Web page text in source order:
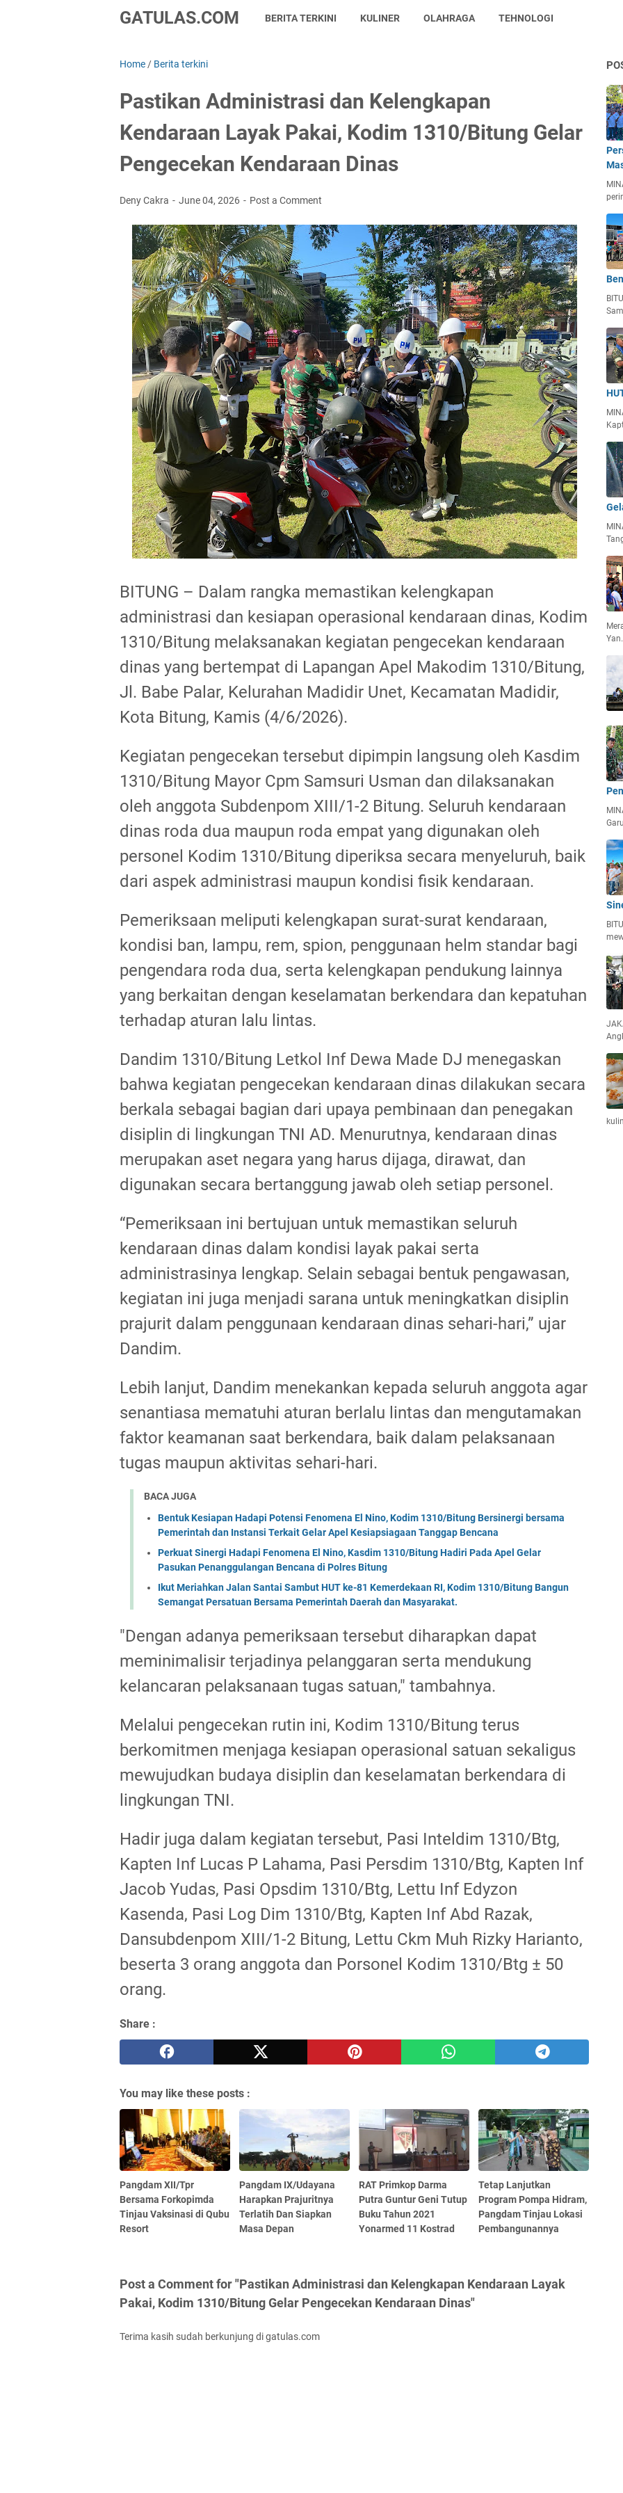
GATULAS.COM BERITA TERKINI KULINER OLAHRAGA TEHNOLOGI
Home / Berita terkini
Pastikan Administrasi dan Kelengkapan
Kendaraan Layak Pakai, Kodim 1310/Bitung Gelar
Pengecekan Kendaraan Dinas
Deny Cakra June 04, 2026 Post a Comment
BITUNG – Dalam rangka memastikan kelengkapan
administrasi dan kesiapan operasional kendaraan dinas, Kodim
1310/Bitung melaksanakan kegiatan pengecekan kendaraan
dinas yang bertempat di Lapangan Apel Makodim 1310/Bitung,
Jl. Babe Palar, Kelurahan Madidir Unet, Kecamatan Madidir,
Kota Bitung, Kamis (4/6/2026).
Kegiatan pengecekan tersebut dipimpin langsung oleh Kasdim
1310/Bitung Mayor Cpm Samsuri Usman dan dilaksanakan
oleh anggota Subdenpom XIII/1-2 Bitung. Seluruh kendaraan
dinas roda dua maupun roda empat yang digunakan oleh
personel Kodim 1310/Bitung diperiksa secara menyeluruh, baik
dari aspek administrasi maupun kondisi fisik kendaraan.
Pemeriksaan meliputi kelengkapan surat-surat kendaraan,
kondisi ban, lampu, rem, spion, penggunaan helm standar bagi
pengendara roda dua, serta kelengkapan pendukung lainnya
yang berkaitan dengan keselamatan berkendara dan kepatuhan
terhadap aturan lalu lintas.
Dandim 1310/Bitung Letkol Inf Dewa Made DJ menegaskan
bahwa kegiatan pengecekan kendaraan dinas dilakukan secara
berkala sebagai bagian dari upaya pembinaan dan penegakan
disiplin di lingkungan TNI AD. Menurutnya, kendaraan dinas
merupakan aset negara yang harus dijaga, dirawat, dan
digunakan secara bertanggung jawab oleh setiap personel.
“Pemeriksaan ini bertujuan untuk memastikan seluruh
kendaraan dinas dalam kondisi layak pakai serta
administrasinya lengkap. Selain sebagai bentuk pengawasan,
kegiatan ini juga menjadi sarana untuk meningkatkan disiplin
prajurit dalam penggunaan kendaraan dinas sehari-hari,” ujar
Dandim.
Lebih lanjut, Dandim menekankan kepada seluruh anggota agar
senantiasa mematuhi aturan berlalu lintas dan mengutamakan
faktor keamanan saat berkendara, baik dalam pelaksanaan
tugas maupun aktivitas sehari-hari.
BACA JUGA
Bentuk Kesiapan Hadapi Potensi Fenomena El Nino, Kodim 1310/Bitung Bersinergi bersama
Pemerintah dan Instansi Terkait Gelar Apel Kesiapsiagaan Tanggap Bencana
Perkuat Sinergi Hadapi Fenomena El Nino, Kasdim 1310/Bitung Hadiri Pada Apel Gelar
Pasukan Penanggulangan Bencana di Polres Bitung
Ikut Meriahkan Jalan Santai Sambut HUT ke-81 Kemerdekaan RI, Kodim 1310/Bitung Bangun
Semangat Persatuan Bersama Pemerintah Daerah dan Masyarakat.
"Dengan adanya pemeriksaan tersebut diharapkan dapat
meminimalisir terjadinya pelanggaran serta mendukung
kelancaran pelaksanaan tugas satuan," tambahnya.
Melalui pengecekan rutin ini, Kodim 1310/Bitung terus
berkomitmen menjaga kesiapan operasional satuan sekaligus
mewujudkan budaya disiplin dan keselamatan berkendara di
lingkungan TNI.
Hadir juga dalam kegiatan tersebut, Pasi Inteldim 1310/Btg,
Kapten Inf Lucas P Lahama, Pasi Persdim 1310/Btg, Kapten Inf
Jacob Yudas, Pasi Opsdim 1310/Btg, Lettu Inf Edyzon
Kasenda, Pasi Log Dim 1310/Btg, Kapten Inf Abd Razak,
Dansubdenpom XIII/1-2 Bitung, Lettu Ckm Muh Rizky Harianto,
beserta 3 orang anggota dan Porsonel Kodim 1310/Btg ± 50
orang.
Share :
You may like these posts :
Pangdam XII/Tpr
Bersama Forkopimda
Tinjau Vaksinasi di Qubu
Resort
Pangdam IX/Udayana
Harapkan Prajuritnya
Terlatih Dan Siapkan
Masa Depan
RAT Primkop Darma
Putra Guntur Geni Tutup
Buku Tahun 2021
Yonarmed 11 Kostrad
Tetap Lanjutkan
Program Pompa Hidram,
Pangdam Tinjau Lokasi
Pembangunannya
Post a Comment for "Pastikan Administrasi dan Kelengkapan Kendaraan Layak
Pakai, Kodim 1310/Bitung Gelar Pengecekan Kendaraan Dinas"
Terima kasih sudah berkunjung di gatulas.com